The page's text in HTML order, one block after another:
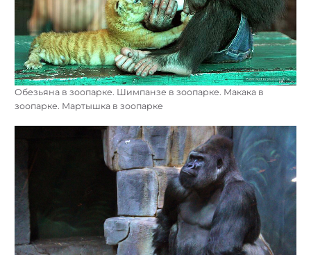
Обезьяна в зоопарке. Шимпанзе в зоопарке. Макака в
зоопарке. Мартышка в зоопарке